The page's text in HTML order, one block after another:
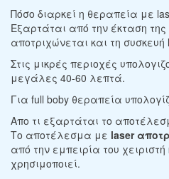
Πόσο διαρκεί η θεραπεία με
Εξαρτάται από την έκταση
αποτριχώνεται και τη συσκευή
Στις μικρές περιοχές
μεγάλες 40-60 λεπτά.
Για full boby θεραπεία
Απο τι εξαρτάται το
Το αποτέλεσμα με laser
από την εμπειρία του
χρησιμοποιεί.